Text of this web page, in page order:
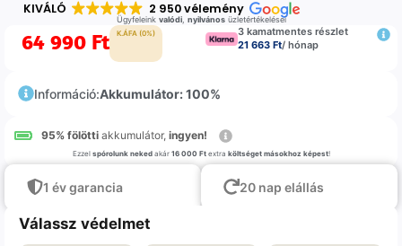
KIVÁLÓ 2 950 vélemény
Ügyfeleink valódi, nyilvánosüzletértékelései
64 990 Ft K.ÁFA (0%)
3 kamatmentes részlet
21 663 Ft/ hónap
Információ:Akkumulátor: 100%
95% fölötti akkumulátor, ingyen!
Ezzel spórolunk nekedakár 16 000 Ftextra költséget másokhoz képest!
1 év garancia 20 nap elállás
Válassz védelmet